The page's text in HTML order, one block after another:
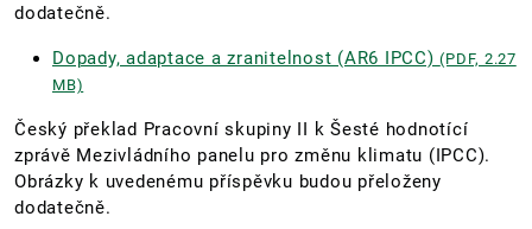
dodatečně.
Dopady, adaptace a zranitelnost (AR6 IPCC)(PDF, 2.27
MB)
Český překlad Pracovní skupiny II k Šesté hodnotící
zprávě Mezivládního panelu pro změnu klimatu (IPCC).
Obrázky k uvedenému příspěvku budou přeloženy
dodatečně.